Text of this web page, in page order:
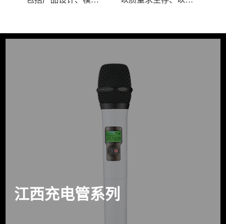
江西充电管系列